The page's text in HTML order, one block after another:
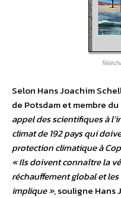
Selon Hans Joachim
de Potsdam et membre
appel des scientifiques à
climat de 192 pays qui
protection climatique à
« Ils doivent connaître la
réchauffement global et
implique », souligne Hans